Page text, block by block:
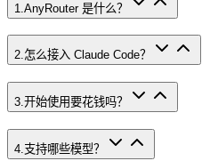
1 AnyRouter 是什么？
2.怎么接入 Claude Code？
3 开始使用要花钱吗？
4 支持哪些模型？